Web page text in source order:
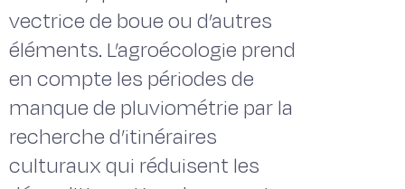
vectrice de boue ou d’autres
éléments. L’agroécologie prend
en compte les périodes de
manque de pluviométrie par la
recherche d’itinéraires
culturaux qui réduisent les